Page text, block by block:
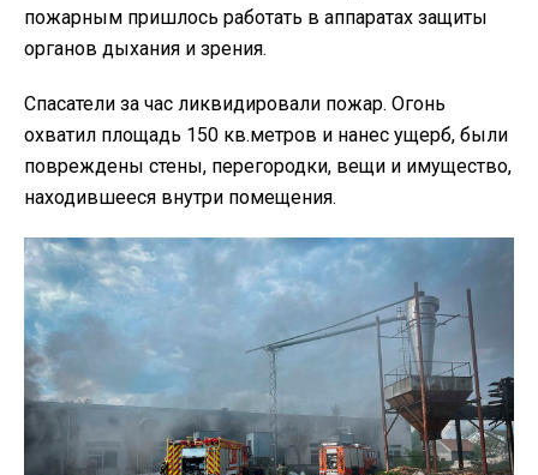
пожарным пришлось работать в аппаратах защиты
органов дыхания и зрения.
Спасатели за час ликвидировали пожар. Огонь
охватил площадь 150 кв.метров и нанес ущерб, были
повреждены стены, перегородки, вещи и имущество,
находившееся внутри помещения.